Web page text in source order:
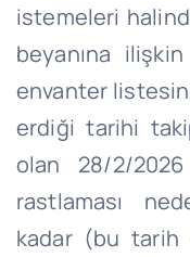
istemeleri
beyanına
envanter
erdiği tarihi
olan 28/2/
rastlaması
kadar (bu tarih